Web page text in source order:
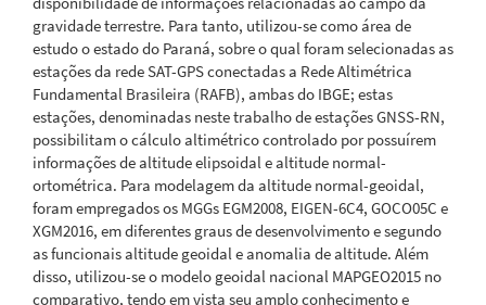
gravidade terrestre. Para tanto, utilizou-se como área de
estudo o estado do Paraná, sobre o qual foram selecionadas as
estações da rede SAT-GPS conectadas a Rede Altimétrica
Fundamental Brasileira (RAFB), ambas do IBGE; estas
estações, denominadas neste trabalho de estações GNSS-RN,
possibilitam o cálculo altimétrico controlado por possuírem
informações de altitude elipsoidal e altitude normal-
ortométrica. Para modelagem da altitude normal-geoidal,
foram empregados os MGGs EGM2008, EIGEN-6C4, GOCO05C e
XGM2016, em diferentes graus de desenvolvimento e segundo
as funcionais altitude geoidal e anomalia de altitude. Além
disso, utilizou-se o modelo geoidal nacional MAPGEO2015 no
comparativo, tendo em vista seu amplo conhecimento e